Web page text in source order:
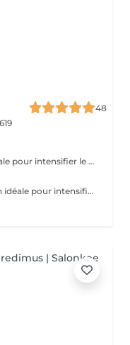
48
La teintures des cils est une option idéale pour intensifier le regard sans avoir à mettre un mascara.
La teintures des sourcils est une option idéale pour intensifier le regard sans avoir à mettre un mascara.